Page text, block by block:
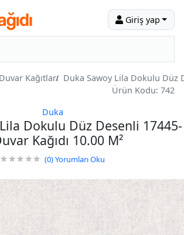
Giriş yap
Kağıtları Duka Sawoy Lila Dokulu Düz
Ürün Kodu: 742
Duka
Dokulu Düz Desenli 17445-
Kağıdı 10.00 M²
(0)Yorumları Oku